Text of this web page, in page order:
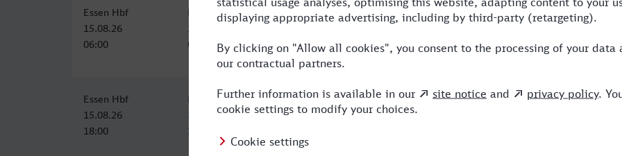
Essen Hbf
15.08.26
06:00
Hamburg Hbf
15.08.26
09:15
3:15 ICE
Essen Hbf
15.08.26
18:00
Hamburg Hbf
15.08.26
21:15
3:15 0 ICE